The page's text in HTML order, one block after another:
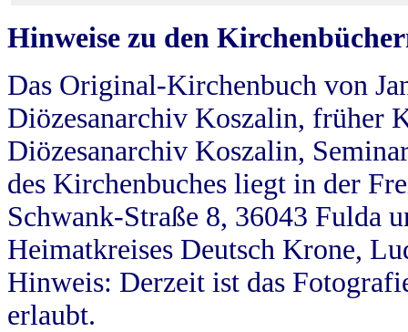
Hinweise zu den
Das Original-Kirchenbuch von
Diözesanarchiv Koszalin, früher
Diözesanarchiv Koszalin,
des Kirchenbuches liegt in der
Schwank-Straße 8, 36043 Fulda
Heimatkreises Deutsch Krone,
Hinweis: Derzeit ist das
erlaubt.